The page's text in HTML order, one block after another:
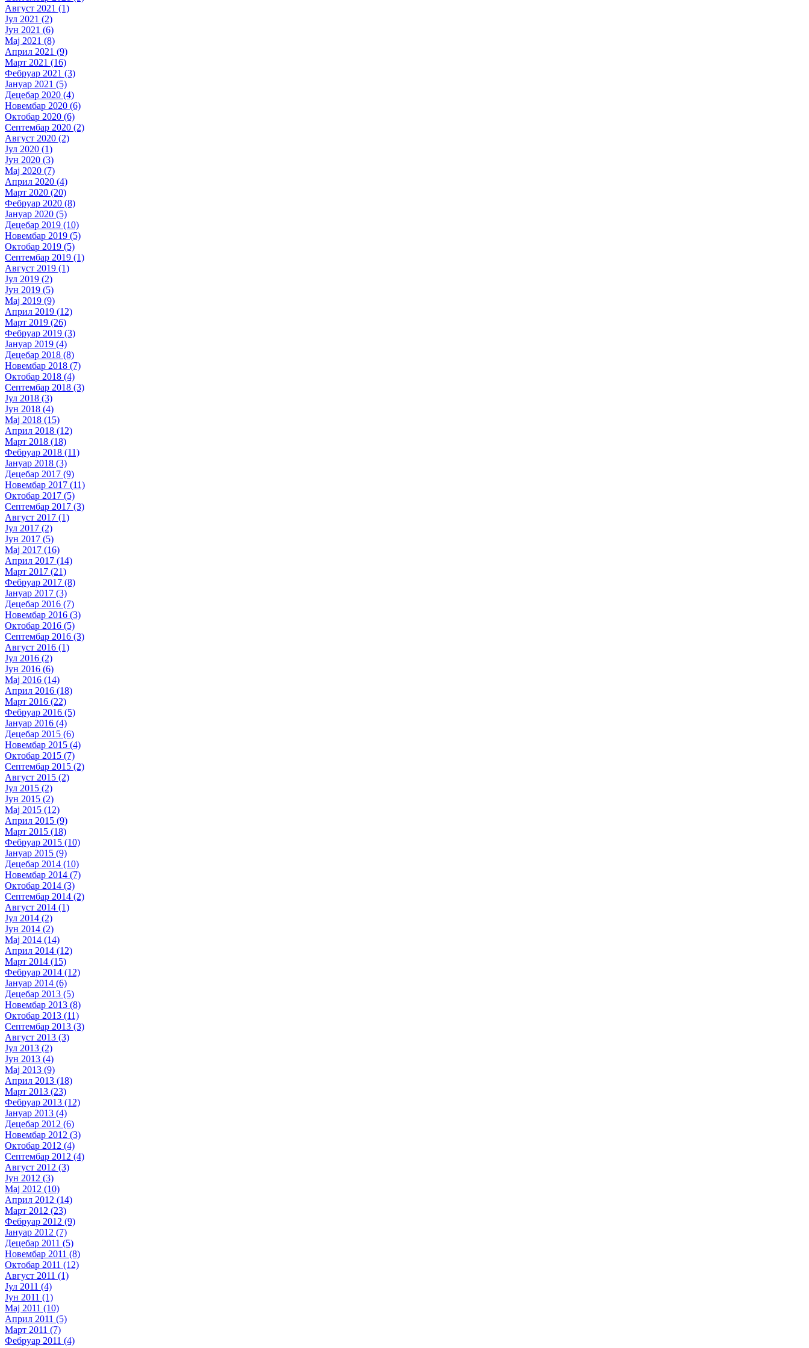
Август 2021 (1)
Јул 2021 (2)
Јун 2021 (6)
Мај 2021 (8)
Април 2021 (9)
Март 2021 (16)
Фебруар 2021 (3)
Јануар 2021 (5)
Децебар 2020 (4)
Новембар 2020 (6)
Октобар 2020 (6)
Септембар 2020 (2)
Август 2020 (2)
Јул 2020 (1)
Јун 2020 (3)
Мај 2020 (7)
Април 2020 (4)
Март 2020 (20)
Фебруар 2020 (8)
Јануар 2020 (5)
Децебар 2019 (10)
Новембар 2019 (5)
Октобар 2019 (5)
Септембар 2019 (1)
Август 2019 (1)
Јул 2019 (2)
Јун 2019 (5)
Мај 2019 (9)
Април 2019 (12)
Март 2019 (26)
Фебруар 2019 (3)
Јануар 2019 (4)
Децебар 2018 (8)
Новембар 2018 (7)
Октобар 2018 (4)
Септембар 2018 (3)
Јул 2018 (3)
Јун 2018 (4)
Мај 2018 (15)
Април 2018 (12)
Март 2018 (18)
Фебруар 2018 (11)
Јануар 2018 (3)
Децебар 2017 (9)
Новембар 2017 (11)
Октобар 2017 (5)
Септембар 2017 (3)
Август 2017 (1)
Јул 2017 (2)
Јун 2017 (5)
Мај 2017 (16)
Април 2017 (14)
Март 2017 (21)
Фебруар 2017 (8)
Јануар 2017 (3)
Децебар 2016 (7)
Новембар 2016 (3)
Октобар 2016 (5)
Септембар 2016 (3)
Август 2016 (1)
Јул 2016 (2)
Јун 2016 (6)
Мај 2016 (14)
Април 2016 (18)
Март 2016 (22)
Фебруар 2016 (5)
Јануар 2016 (4)
Децебар 2015 (6)
Новембар 2015 (4)
Октобар 2015 (7)
Септембар 2015 (2)
Август 2015 (2)
Јул 2015 (2)
Јун 2015 (2)
Мај 2015 (12)
Април 2015 (9)
Март 2015 (18)
Фебруар 2015 (10)
Јануар 2015 (9)
Децебар 2014 (10)
Новембар 2014 (7)
Октобар 2014 (3)
Септембар 2014 (2)
Август 2014 (1)
Јул 2014 (2)
Јун 2014 (2)
Мај 2014 (14)
Април 2014 (12)
Март 2014 (15)
Фебруар 2014 (12)
Јануар 2014 (6)
Децебар 2013 (5)
Новембар 2013 (8)
Октобар 2013 (11)
Септембар 2013 (3)
Август 2013 (3)
Јул 2013 (2)
Јун 2013 (4)
Мај 2013 (9)
Април 2013 (18)
Март 2013 (23)
Фебруар 2013 (12)
Јануар 2013 (4)
Децебар 2012 (6)
Новембар 2012 (3)
Октобар 2012 (4)
Септембар 2012 (4)
Август 2012 (3)
Јун 2012 (3)
Мај 2012 (10)
Април 2012 (14)
Март 2012 (23)
Фебруар 2012 (9)
Јануар 2012 (7)
Децебар 2011 (5)
Новембар 2011 (8)
Октобар 2011 (12)
Август 2011 (1)
Јул 2011 (4)
Јун 2011 (1)
Мај 2011 (10)
Април 2011 (5)
Март 2011 (7)
Фебруар 2011 (4)